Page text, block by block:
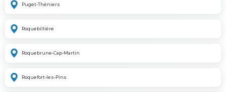
Puget-Théniers
Roquebillière
Roquebrune-Cap-Martin
Roquefort-les-Pins